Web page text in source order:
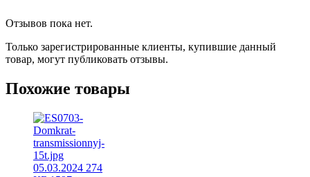
Отзывов пока нет.
Только зарегистрированные клиенты, купившие данный
товар, могут публиковать отзывы.
Похожие товары